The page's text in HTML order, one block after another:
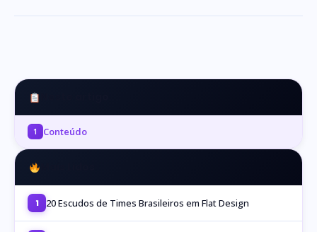
1 Conteúdo
1 20 Escudos de Times Brasileiros em Flat Design